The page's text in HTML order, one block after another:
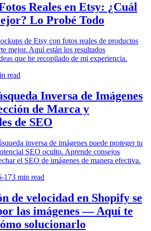
Reales en Etsy: ¿Cuál
Lo Probé Todo
de Etsy con fotos reales de productos
mejor. Aquí están los resultados
que he recopilado de mi experiencia.
read
Inversa de Imágenes
de Marca y
de SEO
inversa de imágenes puede proteger tu
SEO oculto. Aprende consejos
el SEO de imágenes de manera efectiva.
173 min read
de velocidad en Shopify se
las imágenes — Aquí te
solucionarlo